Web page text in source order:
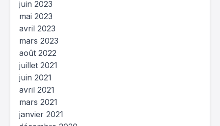
juin 2023
mai 2023
avril 2023
mars 2023
août 2022
juillet 2021
juin 2021
avril 2021
mars 2021
janvier 2021